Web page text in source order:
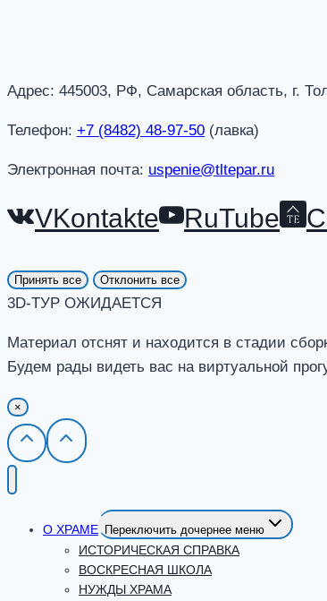
Адрес: 445003, РФ, Самарская область, г.
Телефон: +7 (8482) 48-97-50 (лавка)
Электронная почта: uspenie@tltepar.ru
VKontakte RuTube
Принять все Отклонить все
3D-ТУР ОЖИДАЕТСЯ
Материал отснят и находится в стадии
Будем рады видеть вас на виртуальной
×
О ХРАМЕ Переключить дочернее меню
ИСТОРИЧЕСКАЯ СПРАВКА
ВОСКРЕСНАЯ ШКОЛА
НУЖДЫ ХРАМА